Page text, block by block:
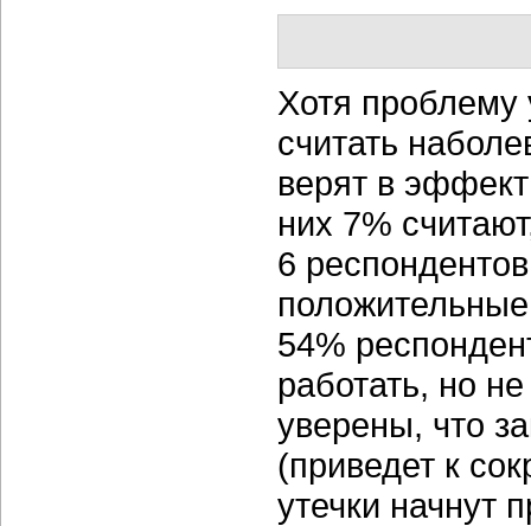
Хотя проблему
считать
верят в
них 7%
6
54%
работать, но
уверены, что
(приведет к
утечки начнут